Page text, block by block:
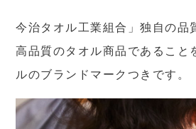
今治タオル工業組合」独自の品
高品質のタオル商品であること
ルのブランドマークつきです。